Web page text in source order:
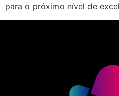
para o próximo nível de